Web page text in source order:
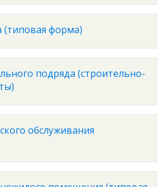
(типовая форма)
подряда (строительно-
обслуживания